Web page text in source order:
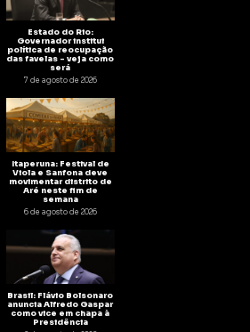
Estado do Rio:
Governador institui
política de reocupação
das favelas – veja como
será
7 de agosto de 2026
Itaperuna: Festival de
Viola e Sanfona deve
movimentar distrito de
Aré neste fim de
semana
6 de agosto de 2026
Brasil: Flávio Bolsonaro
anuncia Alfredo Gaspar
como vice em chapa à
Presidência